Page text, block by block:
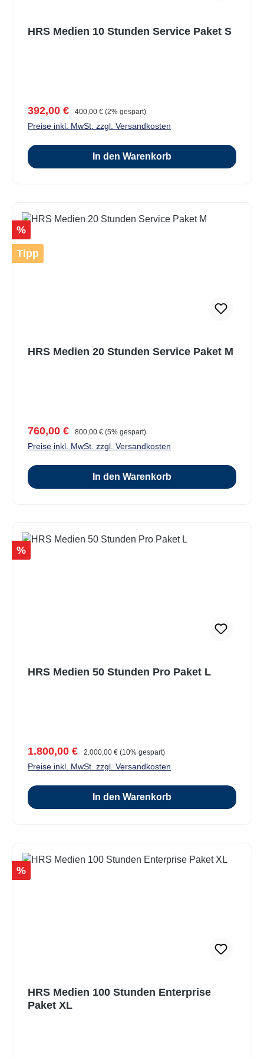
HRS Medien 10 Stunden Service Paket S
Verkaufspreis:
392,00 € Regulärer Preis:
400,00 € (2% gespart)
Preise inkl. MwSt. zzgl. Versandkosten
In den Warenkorb
Rabatt
%
Tipp
HRS Medien 20 Stunden Service Paket M
Verkaufspreis:
760,00 € Regulärer Preis:
800,00 € (5% gespart)
Preise inkl. MwSt. zzgl. Versandkosten
In den Warenkorb
Rabatt
%
HRS Medien 50 Stunden Pro Paket L
Verkaufspreis:
1.800,00 € Regulärer Preis:
2.000,00 € (10% gespart)
Preise inkl. MwSt. zzgl. Versandkosten
In den Warenkorb
Rabatt
%
HRS Medien 100 Stunden Enterprise
Paket XL